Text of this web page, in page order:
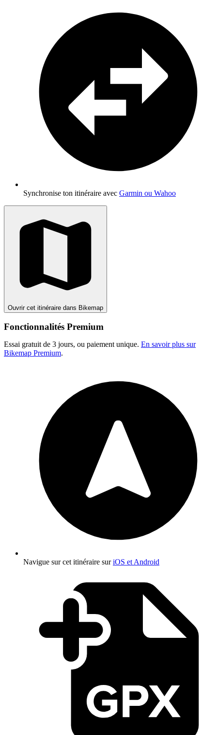
Synchronise ton itinéraire avec Garmin ou Wahoo
Ouvrir cet itinéraire dans Bikemap
Fonctionnalités Premium
Essai gratuit de 3 jours, ou paiement unique. En savoir plus sur
Bikemap Premium.
Navigue sur cet itinéraire suriOS et Android